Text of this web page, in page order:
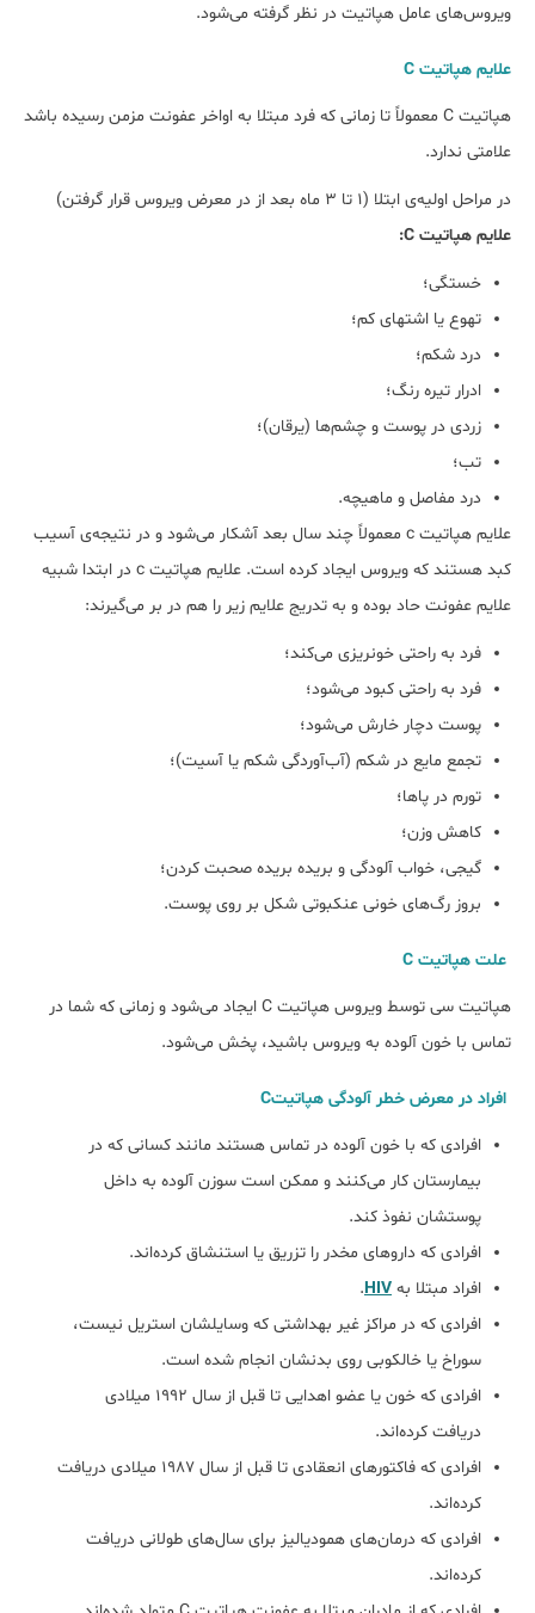
ویروس‌های عامل هپاتیت در نظر گرفته می‌شود.
علایم هپاتیت C
هپاتیت C معمولاً تا زمانی که فرد مبتلا به اواخر عفونت مزمن رسیده باشد
علامتی ندارد.
در مراحل اولیه‌ی ابتلا (1 تا 3 ماه بعد از در معرض ویروس قرار گرفتن)
علایم هپاتیت C:
خستگی؛
تهوع یا اشتهای کم؛
درد شکم؛
ادرار تیره رنگ؛
زردی در پوست و چشم‌ها (یرقان)؛
تب؛
درد مفاصل و ماهیچه.
علایم هپاتیت c معمولاً چند سال بعد آشکار می‌شود و در نتیجه‌ی آسیب
کبد هستند که ویروس ایجاد کرده است. علایم هپاتیت c در ابتدا شبیه
علایم عفونت حاد بوده و به تدریج علایم زیر را هم در بر می‌گیرند:
فرد به راحتی خونریزی می‌کند؛
فرد به راحتی کبود می‌شود؛
پوست دچار خارش می‌شود؛
تجمع مایع در شکم (آب‌آوردگی شکم یا آسیت)؛
تورم در پاها؛
کاهش وزن؛
گیجی، خواب‌ آلودگی و بریده بریده صحبت کردن؛
بروز رگ‌های خونی عنکبوتی شکل بر روی پوست.
علت هپاتیت C
هپاتیت سی توسط ویروس هپاتیت C ایجاد می‌شود و زمانی که شما در
تماس با خون آلوده به ویروس باشید، پخش می‌شود.
افراد در معرض خطر آلودگی هپاتیتC
افرادی که با خون آلوده در تماس هستند مانند کسانی که در
بیمارستان کار می‌کنند و ممکن است سوزن آلوده به داخل
پوستشان نفوذ کند.
افرادی که داروهای مخدر را تزریق یا استنشاق کرده‌اند.
افراد مبتلا به HIV
.
افرادی که در مراکز غیر بهداشتی که وسایلشان استریل نیست،
سوراخ یا خالکوبی روی بدنشان انجام شده است.
افرادی که خون یا عضو اهدایی تا قبل از سال 1992 میلادی
دریافت کرده‌اند.
افرادی که فاکتورهای انعقادی تا قبل از سال 1987 میلادی دریافت
کرده‌اند.
افرادی که درمان‌های همودیالیز برای سال‌های طولانی دریافت
کرده‌اند.